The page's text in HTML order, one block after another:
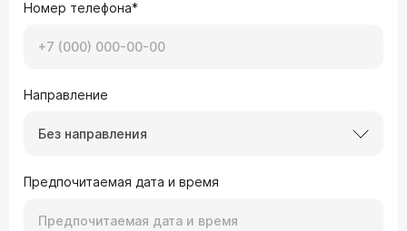
Номер телефона*
Направление
Без направления
Предпочитаемая дата и время